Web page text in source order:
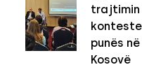
trajtimin
punës në
Kosovë